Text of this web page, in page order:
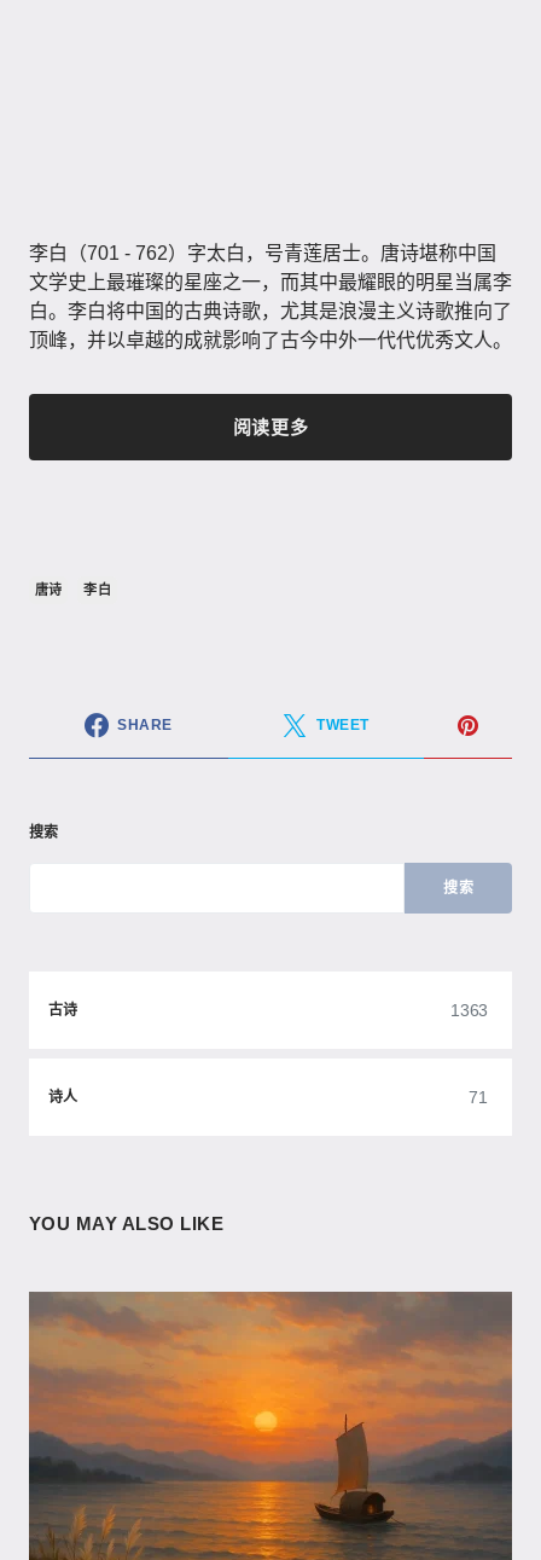
李白（701 - 762）字太白，号青莲居士。唐诗堪称中国
文学史上最璀璨的星座之一，而其中最耀眼的明星当属李
白。李白将中国的古典诗歌，尤其是浪漫主义诗歌推向了
顶峰，并以卓越的成就影响了古今中外一代代优秀文人。
阅读更多
唐诗 李白
SHARE TWEET
搜索
搜索
古诗 1363
诗人 71
YOU MAY ALSO LIKE